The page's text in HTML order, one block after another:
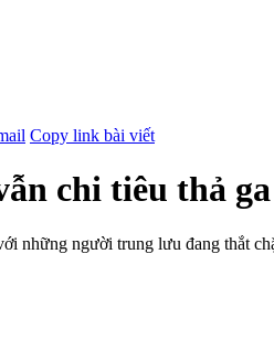
Copy link bài viết
chi tiêu thả ga
những người trung lưu đang thắt